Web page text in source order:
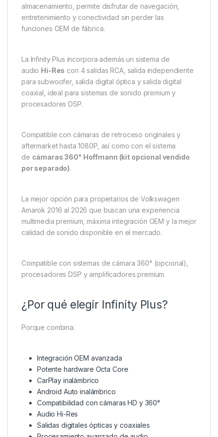
almacenamiento, permite disfrutar de navegación,
entretenimiento y conectividad sin perder las
funciones OEM de fábrica.
La Infinity Plus incorpora además un sistema de
audio Hi-Res con 4 salidas RCA, salida independiente
para subwoofer, salida digital óptica y salida digital
coaxial, ideal para sistemas de sonido premium y
procesadores DSP.
Compatible con cámaras de retroceso originales y
aftermarket hasta 1080P, así como con el sistema
de cámaras 360° Hoffmann (kit opcional vendido
por separado).
La mejor opción para propietarios de Volkswagen
Amarok 2016 al 2026 que buscan una experiencia
multimedia premium, máxima integración OEM y la mejor
calidad de sonido disponible en el mercado.
Compatible con sistemas de cámara 360° (opcional),
procesadores DSP y amplificadores premium.
¿Por qué elegir Infinity Plus?
Porque combina:
Integración OEM avanzada
Potente hardware Octa Core
CarPlay inalámbrico
Android Auto inalámbrico
Compatibilidad con cámaras HD y 360°
Audio Hi-Res
Salidas digitales ópticas y coaxiales